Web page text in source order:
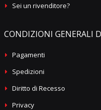
Sei un rivenditore?
CONDIZIONI GENERALI
Pagamenti
Spedizioni
Diritto di Recesso
Privacy